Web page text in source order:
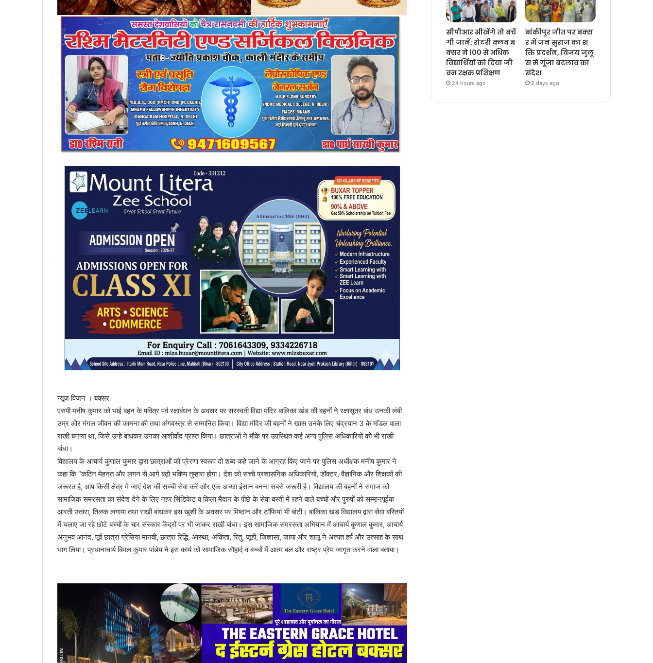
न्यूज विजन । बक्सर
एसपी मनीष कुमार को भाई बहन के पवित्र पर्व रक्षाबंधन के अवसर पर सरस्वती विद्या मंदिर बालिका खंड की बहनों ने रक्षासूत्र बांध उनकी लंबी
उम्र और मंगल जीवन की कामना की तथा अंगवस्त्र से सम्मानित किया। विद्या मंदिर की बहनों ने खास उनके लिए चंद्रयान 3 के मॉडल वाला
राखी बनाया था, जिसे उन्हे बांधकर उनका आशीर्वाद प्राप्त किया। छात्राओं ने मौके पर उपस्थित कई अन्य पुलिस अधिकारियों को भी राखी
बांधा।
विद्यालय के आचार्य कुणाल कुमार द्वारा छात्राओं को प्रेरणा स्वरूप दो शब्द कहे जाने के आग्रह किए जाने पर पुलिस अधीक्षक मनीष कुमार ने
कहा कि “कठिन मेहनत और लगन से आगे बढ़ो भविष्य तुम्हारा होगा। देश को सच्चे प्रशासनिक अधिकारियों, डॉक्टर, वैज्ञानिक और शिक्षकों की
जरूरत है, आप किसी क्षेत्र मे जाएं देश की सच्ची सेवा करें और एक अच्छा इंसान बनना सबसे जरूरी है। विद्यालय की बहनों ने समाज को
सामाजिक समरसता का संदेश देने के लिए नहर सिंडिकेट व किला मैदान के पीछे के सेवा बस्ती में रहने वाले बच्चों और पुरुषों को सम्मानपूर्वक
आरती उतारा, तिलक लगाया तथा राखी बांधकर इस खुशी के अवसर पर मिष्ठान और टॉफियां भी बांटी। बालिका खंड विद्यालय द्वारा सेवा बस्तियों
में चलाए जा रहे छोटे बच्चों के चार संस्कार केंद्रों पर भी जाकर राखी बांधा। इस सामाजिक समरसता अभियान में आचार्य कुणाल कुमार, आचार्य
अनुभव आनंद, पूर्व छात्रा ग्रेसिया मानवी, छात्रा रिद्धि, आस्था, अंकिता, रितु, जूही, जिज्ञासा, जाया और शालू ने अत्यंत हर्ष और उत्साह के साथ
भाग लिया। प्रधानाचार्य बिमल कुमार पांडेय ने इस कार्य को सामाजिक सौहार्द व बच्चों में आत्म बल और राष्ट्र प्रेम जागृत करने वाला बताया।
सीपीआर सीखेंगे तो बचें
गी जानें: रोटरी क्लब ब
क्सर ने 100 से अधिक
विद्यार्थियों को दिया जी
वन रक्षक प्रशिक्षण
24 hours ago
बांकीपुर जीत पर बक्स
र में जन सुराज का श
क्ति प्रदर्शन, विजय जुलू
स में गूंजा बदलाव का
संदेश
2 days ago